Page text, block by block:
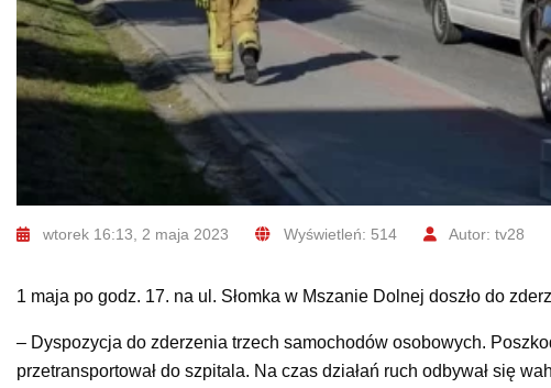
wtorek 16:13, 2 maja 2023 Wyświetleń: 514 Autor: tv28
1 maja po godz. 17. na ul. Słomka w Mszanie Dolnej doszło do
– Dyspozycja do zderzenia trzech samochodów osobowych.
przetransportował do szpitala. Na czas działań ruch odbywał się